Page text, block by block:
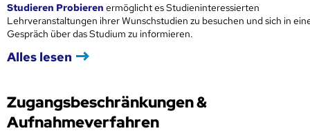
Studieren Probieren ermöglicht es Studieninteressierten
Lehrveranstaltungen ihrer Wunschstudien zu besuchen und sich in
Gespräch über das Studium zu informieren.
Alles lesen
Zugangsbeschränkungen &
Aufnahmeverfahren